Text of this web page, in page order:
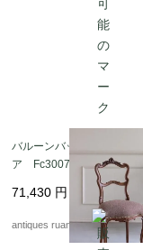
バルーンバックチェ
ア Fc3007A
71,430 円
antiques ruan